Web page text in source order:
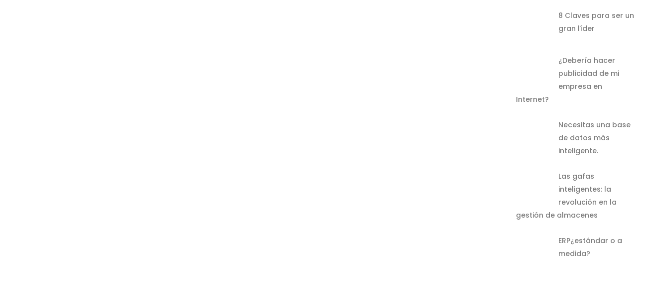
8 Claves para ser un
gran líder
¿Debería hacer
publicidad de mi
empresa en
Internet?
Necesitas una base
de datos más
inteligente.
Las gafas
inteligentes: la
revolución en la
gestión de almacenes
ERP¿estándar o a
medida?